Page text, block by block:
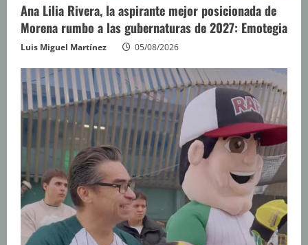
Ana Lilia Rivera, la aspirante mejor posicionada de
Morena rumbo a las gubernaturas de 2027: Emotegia
Luis Miguel Martínez 05/08/2026